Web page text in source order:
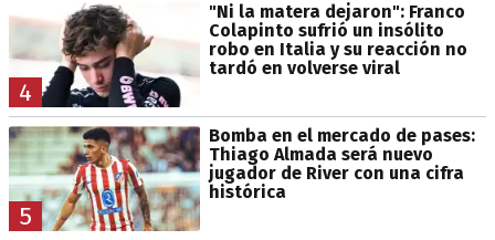
4
"Ni la matera dejaron": Franco
Colapinto sufrió un insólito
robo en Italia y su reacción no
tardó en volverse viral
5
Bomba en el mercado de pases:
Thiago Almada será nuevo
jugador de River con una cifra
histórica